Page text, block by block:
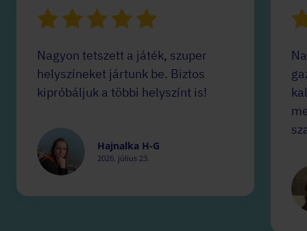
Nagyon tetszett a játék, szuper
helyszíneket jártunk be. Biztos
kipróbáljuk a többi helyszínt is!
Hajnalka H-G
2026. július 23.